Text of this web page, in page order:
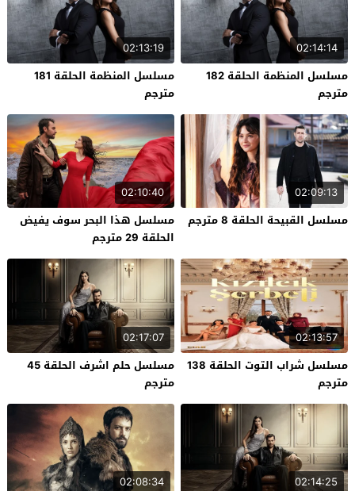
02:14:14
مسلسل المنظمة الحلقة 182
مترجم
02:13:19
مسلسل المنظمة الحلقة 181
مترجم
02:09:13
مسلسل القبيحة الحلقة 8 مترجم
02:10:40
مسلسل هذا البحر سوف يفيض
الحلقة 29 مترجم
02:13:57
مسلسل شراب التوت الحلقة 138
مترجم
02:17:07
مسلسل حلم اشرف الحلقة 45
مترجم
02:14:25
02:08:34